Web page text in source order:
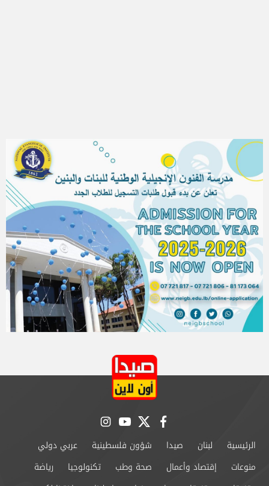
facebook
twitter
youtube
instagram
الرئيسية لبنان صيدا شؤون فلسطينية
عربي دولي
منوعات
إقتصاد وأعمال صحة وطب تكنولوجيا
رياضة